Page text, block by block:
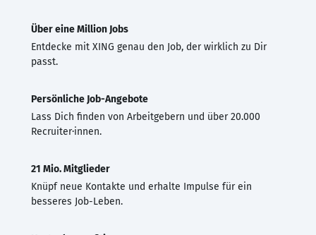
Über eine Million Jobs
Entdecke mit XING genau den Job, der wirklich zu Dir
passt.
Persönliche Job-Angebote
Lass Dich finden von Arbeitgebern und über 20.000
Recruiter·innen.
21 Mio. Mitglieder
Knüpf neue Kontakte und erhalte Impulse für ein
besseres Job-Leben.